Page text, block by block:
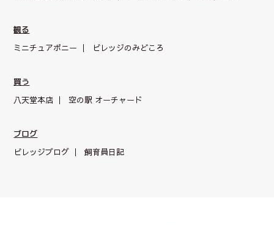
観る
ミニチュアポニー
ビレッジのみどころ
買う
八天堂本店
空の駅 オーチャード
ブログ
ビレッジブログ
飼育員日記